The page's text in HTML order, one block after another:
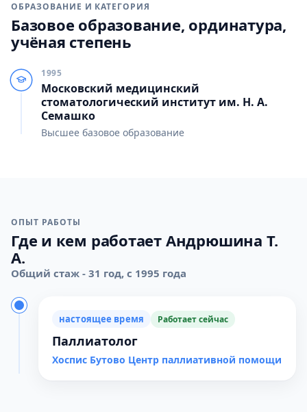
ОБРАЗОВАНИЕ И КАТЕГОРИЯ
Базовое образование, ординатура,
учёная степень
1995
Московский медицинский
стоматологический институт им. Н. А.
Семашко
Высшее базовое образование
ОПЫТ РАБОТЫ
Где и кем работает Андрюшина Т.
А.
Общий стаж - 31 год, с 1995 года
настоящее время Работает сейчас
Паллиатолог
Хоспис Бутово Центр паллиативной помощи